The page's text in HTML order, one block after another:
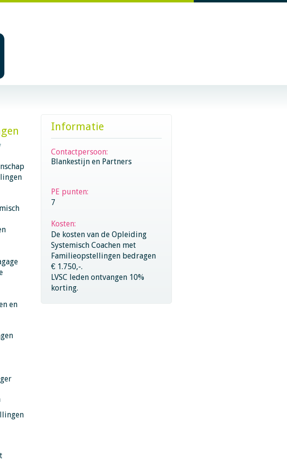
en
Informatie
Contactpersoon:
Blankestijn en Partners
PE punten:
7
Kosten:
De kosten van de Opleiding
Systemisch Coachen met
Familieopstellingen bedragen
€ 1.750,-.
LVSC leden ontvangen 10%
korting.